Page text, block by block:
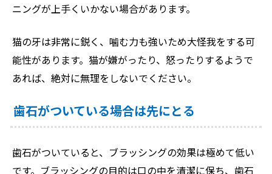
ニングが上手くいかない場合があります。
猫の牙は非常に鋭く、噛む力も強いため大怪我をする可
能性があります。猫が嫌がったり、怒ったりするようで
あれば、絶対に無理をしないでください。
歯石がついている場合は先にとる
歯石がついていると、ブラッシングの効果は極めて低い
です。ブラッシングの目的は口の中を清潔に保ち、歯石